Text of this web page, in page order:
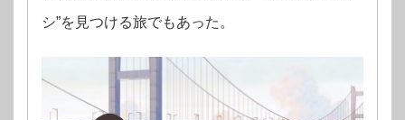
シ”を見つける旅でもあった。